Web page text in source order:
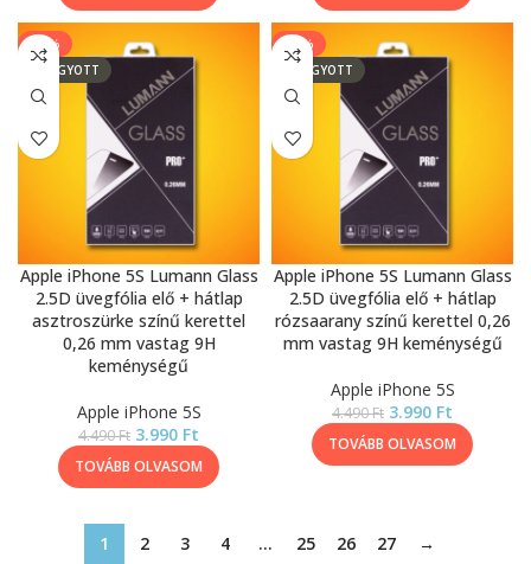
-11%
ELFOGYOTT
Apple iPhone 5S Lumann Glass
2.5D üvegfólia elő + hátlap
asztroszürke színű kerettel
0,26 mm vastag 9H
keménységű
Apple iPhone 5S
4.490Ft 3.990 Ft
TOVÁBB OLVASOM
-11%
ELFOGYOTT
Apple iPhone 5S Lumann Glass
2.5D üvegfólia elő + hátlap
rózsaarany színű kerettel 0,26
mm vastag 9H keménységű
Apple iPhone 5S
4.490Ft 3.990 Ft
TOVÁBB OLVASOM
1 2 3 4 … 25 26 27 →